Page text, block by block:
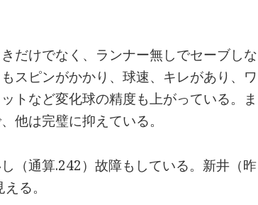
だけでなく、ランナー無しでセーブしな
スピンがかかり、球速、キレがあり、ワ
トなど変化球の精度も上がっている。ま
他は完璧に抑えている。
（通算.242）故障もしている。新井（昨
る。